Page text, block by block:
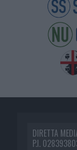
DIRETTA
P.I.